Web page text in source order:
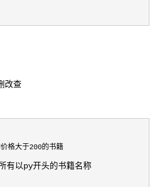
改查
有以py开头的书籍名称